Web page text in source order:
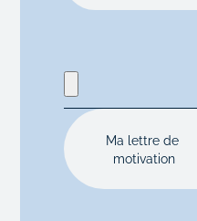
Ma lettre de
motivation